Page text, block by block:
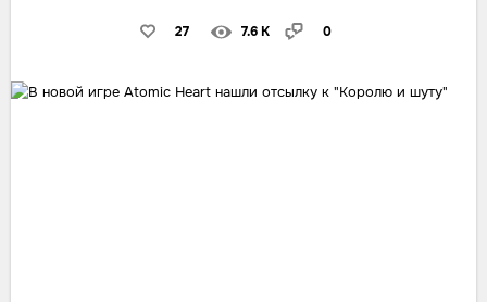
27 7.6 K 0